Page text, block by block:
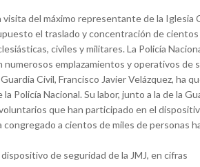
visita del máximo representante de la Iglesia
el traslado y concentración de
civiles y militares. La Policía
numerosos emplazamientos y operativos de
Civil, Francisco Javier Velázquez, ha
la Policía Nacional. Su labor, junto a la de la
que han participado en el
congregado a cientos de miles de personas
dispositivo de seguridad de la JMJ, en cifras